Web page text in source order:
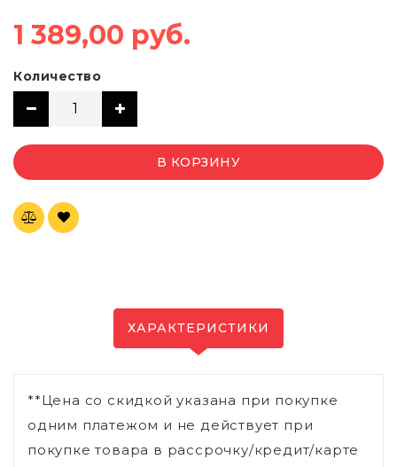
1 389,00 руб.
Количество
В КОРЗИНУ
ХАРАКТЕРИСТИКИ
**Цена со скидкой указана при покупке
одним платежом и не действует при
покупке товара в рассрочку/кредит/карте